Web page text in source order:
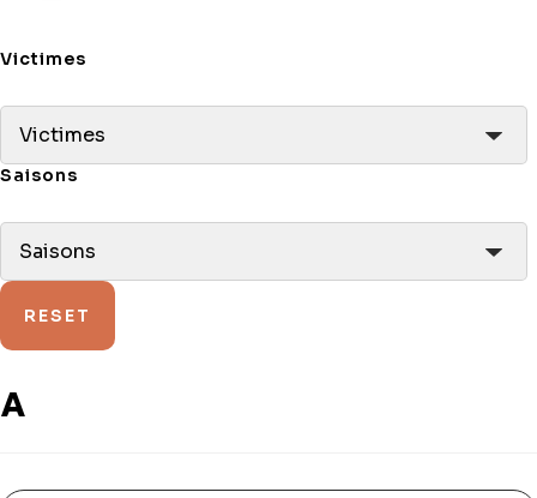
Victimes
Victimes
Saisons
Saisons
RESET
A